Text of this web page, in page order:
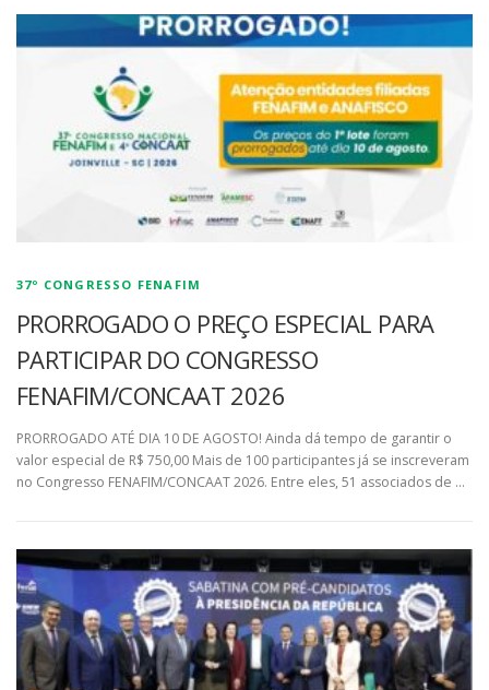
37º CONGRESSO FENAFIM
PRORROGADO O PREÇO ESPECIAL PARA
PARTICIPAR DO CONGRESSO
FENAFIM/CONCAAT 2026
PRORROGADO ATÉ DIA 10 DE AGOSTO! Ainda dá tempo de garantir o
valor especial de R$ 750,00 Mais de 100 participantes já se inscreveram
no Congresso FENAFIM/CONCAAT 2026. Entre eles, 51 associados de …